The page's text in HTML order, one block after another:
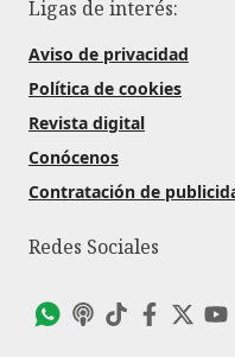
Ligas de interés:
Aviso de privacidad
Política de cookies
Revista digital
Conócenos
Contratación de
Redes Sociales